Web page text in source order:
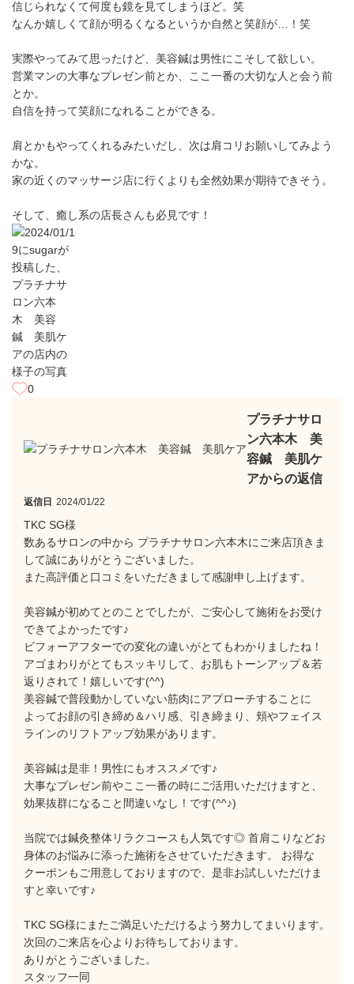
信じられなくて何度も鏡を見てしまうほど。笑
なんか嬉しくて顔が明るくなるというか自然と笑顔が…！笑
実際やってみて思ったけど、美容鍼は男性にこそして欲しい。
営業マンの大事なプレゼン前とか、ここ一番の大切な人と会う前
とか。
自信を持って笑顔になれることができる。
肩とかもやってくれるみたいだし、次は肩コリお願いしてみよう
かな。
家の近くのマッサージ店に行くよりも全然効果が期待できそう。
そして、癒し系の店長さんも必見です！
0
プラチナサロ
ン六本木 美
容鍼 美肌ケ
アからの返信
返信日 2024/01/22
TKC SG様
数あるサロンの中から プラチナサロン六本木にご来店頂きま
して誠にありがとうございました。
また高評価と口コミをいただきまして感謝申し上げます。
美容鍼が初めてとのことでしたが、ご安心して施術をお受け
できてよかったです♪
ビフォーアフターでの変化の違いがとてもわかりましたね！
アゴまわりがとてもスッキリして、お肌もトーンアップ＆若
返りされて！嬉しいです(^^)
美容鍼で普段動かしていない筋肉にアプローチすることに
よってお顔の引き締め＆ハリ感、引き締まり、頬やフェイス
ラインのリフトアップ効果があります。
美容鍼は是非！男性にもオススメです♪
大事なプレゼン前やここ一番の時にご活用いただけますと、
効果抜群になること間違いなし！です(^^♪)
当院では鍼灸整体リラクコースも人気です◎ 首肩こりなどお
身体のお悩みに添った施術をさせていただきます。 お得な
クーポンもご用意しておりますので、是非お試しいただけま
すと幸いです♪
TKC SG様にまたご満足いただけるよう努力してまいります。
次回のご来店を心よりお待ちしております。
ありがとうございました。
スタッフ一同